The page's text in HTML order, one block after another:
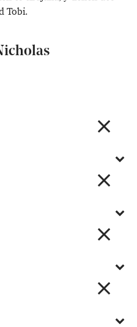
Tobi.